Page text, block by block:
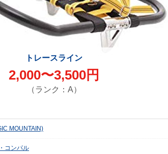
トレースライン
2,000〜3,500円
（ランク：A）
MOUNTAIN)
コンパル